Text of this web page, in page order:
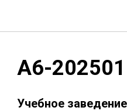
А6-
Учебное